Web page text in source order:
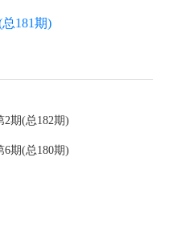
181期)
2期(总182期)
6期(总180期)